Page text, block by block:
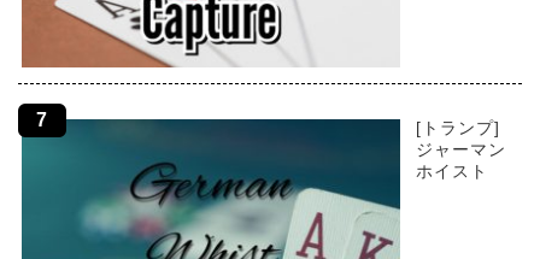
[トランプ]
ジャーマン
ホイスト